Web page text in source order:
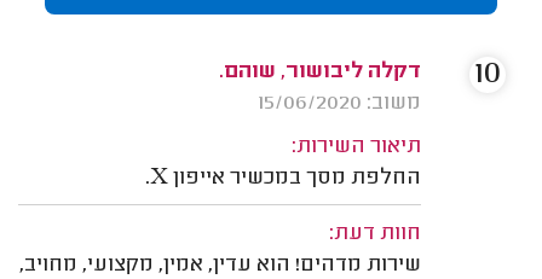
דקלה ליבושור, שוהם.
משוב: 15/06/2020
תיאור השירות:
החלפת מסך במכשיר אייפון X.
חוות דעת:
שירות מדהים! הוא עדין, אמין, מקצועי, מחויב,
10